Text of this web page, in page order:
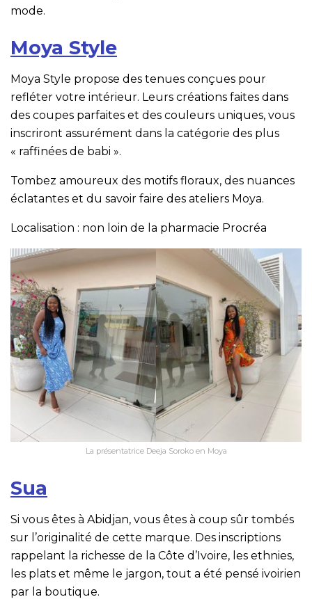
mode.
Moya Style
Moya Style propose des tenues conçues pour
refléter votre intérieur. Leurs créations faites dans
des coupes parfaites et des couleurs uniques, vous
inscriront assurément dans la catégorie des plus
« raffinées de babi ».
Tombez amoureux des motifs floraux, des nuances
éclatantes et du savoir faire des ateliers Moya.
Localisation : non loin de la pharmacie Procréa
La présentatrice Deeja Soroko en Moya
Sua
Si vous êtes à Abidjan, vous êtes à coup sûr tombés
sur l’originalité de cette marque. Des inscriptions
rappelant la richesse de la Côte d’Ivoire, les ethnies,
les plats et même le jargon, tout a été pensé ivoirien
par la boutique.